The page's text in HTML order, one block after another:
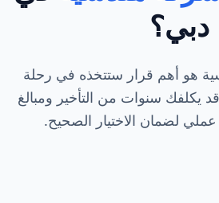
دبي؟
هو أهم قرار ستتخذه في رحلة
قد يكلفك سنوات من التأخير ومبالغ
عملي لضمان الاختيار الصحيح.